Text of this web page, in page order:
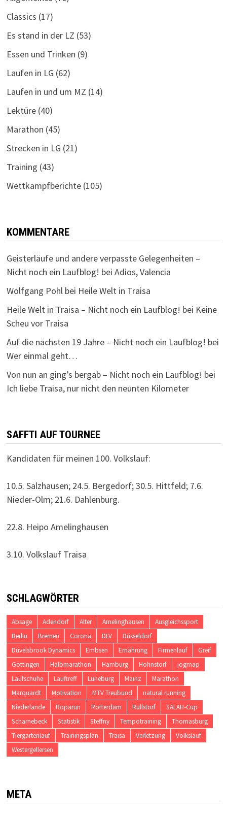
Classics (17)
Es stand in der LZ (53)
Essen und Trinken (9)
Laufen in LG (62)
Laufen in und um MZ (14)
Lektüre(40)
Marathon (45)
Strecken in LG (21)
Training (43)
Wettkampfberichte(105)
KOMMENTARE
Geisterläufe und andere verpasste Gelegenheiten –
Nicht noch ein Laufblog! bei Adios, Valencia
Wolfgang Pohlbei Heile Welt in Traisa
Heile Welt in Traisa – Nicht noch ein Laufblog! bei Keine
Scheu vor Traisa
Auf die nächsten 19 Jahre – Nicht noch ein Laufblog! bei
Wer einmal geht…
Von nun an ging’s bergab – Nicht noch ein Laufblog! bei
Ich liebe Traisa, nur nicht den neunten Kilometer
SAFFTI AUF TOURNEE
Kandidaten für meinen 100. Volkslauf:
10.5. Salzhausen; 24.5. Bergedorf; 30.5. Hittfeld; 7.6.
Nieder-Olm; 21.6. Dahlenburg.
22.8. Heipo Amelinghausen
3.10. Volkslauf Traisa
SCHLAGWÖRTER
Absage Adendorf Alter Amelinghausen
Ausgleichssport
Berlin
Bremen Corona DLV
Düsseldorf
Düvelsbrook Dynamics
Embsen Ernährung Firmenlauf
Greif
Göttingen
Halbmarathon Hamburg Hohnstorf
jogmap
Laufschuhe
Lauftreff Lüneburg Mainz
Marathon
Marquardt
Motivation MTV Treubund
natural running
Niederlande
Roparun Rotterdam Rullstorf
SALAH-Cup
Scharnebeck
Statistik Steffny Tempotraining
Thomasburg
Tiergartenlauf
Trainingsplan Traisa Verletzung
Volkslauf
Westergellersen
META